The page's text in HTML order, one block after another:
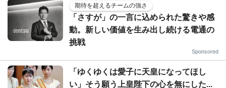
期待を超えるチームの強さ
「さすが」の一言に込められた驚きや感
動。新しい価値を生み出し続ける電通の
挑戦
Sponsored
「ゆくゆくは愛子に天皇になってほし
い」そう願う上皇陛下の心を無にした...